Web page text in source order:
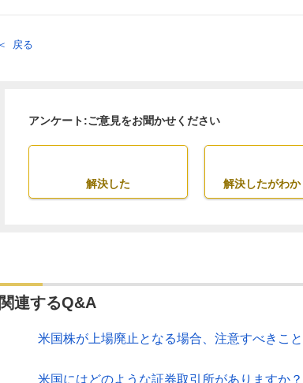
戻る
アンケート:ご意見をお聞かせください
解決した 解決したがわ
関連するQ&A
米国株が上場廃止となる場合、注意すべきこ
米国にはどのような証券取引所がありますか